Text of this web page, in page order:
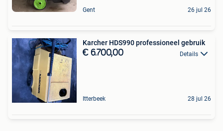
Gent 26 jul 26
Karcher HDS990 professioneel gebruik
€ 6.700,00 Details
Itterbeek 28 jul 26